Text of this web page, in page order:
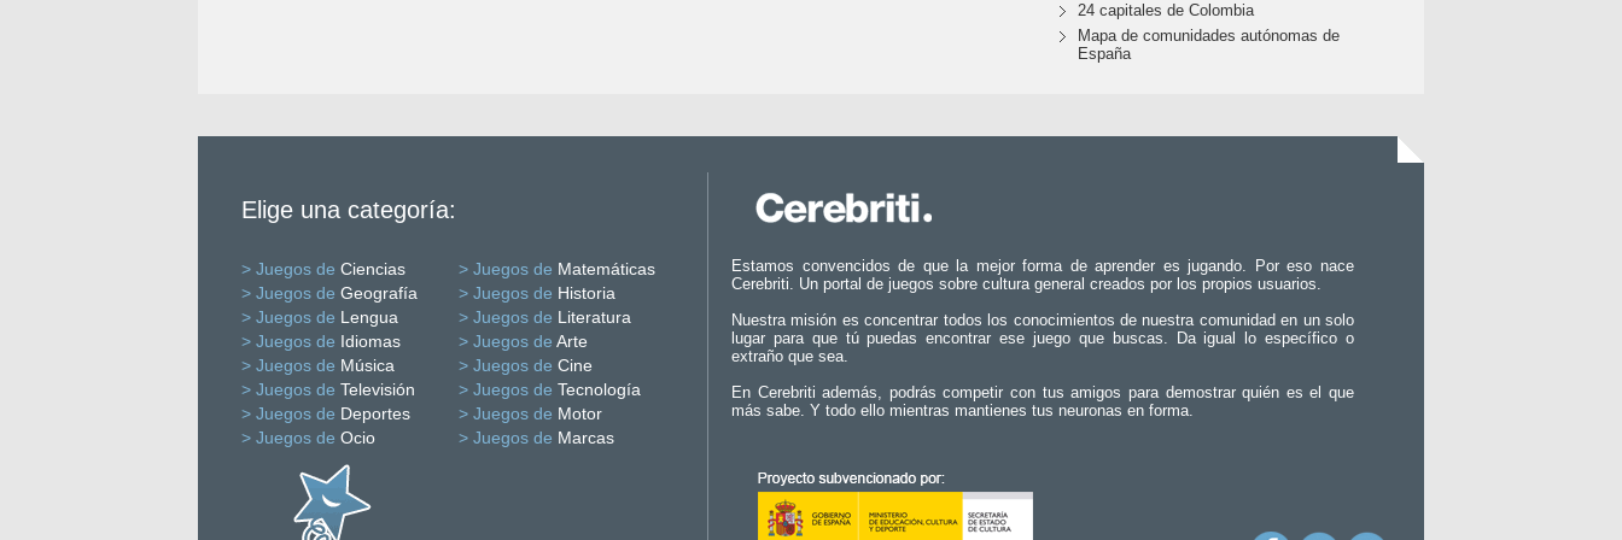
24 capitales de Colombia
Mapa de comunidades autónomas de
España
Elige una categoría:
> Juegos de Ciencias > Juegos de Matemáticas
> Juegos de Geografía > Juegos de Historia
> Juegos de Lengua > Juegos de Literatura
> Juegos de Idiomas > Juegos de Arte
> Juegos de Música > Juegos de Cine
> Juegos de Televisión > Juegos de Tecnología
> Juegos de Deportes > Juegos de Motor
> Juegos de Ocio > Juegos de Marcas
Estamos convencidos de que la mejor forma de aprender es jugando. Por eso nace
Cerebriti. Un portal de juegos sobre cultura general creados por los propios usuarios.
Nuestra misión es concentrar todos los conocimientos de nuestra comunidad en un solo
lugar para que tú puedas encontrar ese juego que buscas. Da igual lo específico o
extraño que sea.
En Cerebriti además, podrás competir con tus amigos para demostrar quién es el que
más sabe. Y todo ello mientras mantienes tus neuronas en forma.